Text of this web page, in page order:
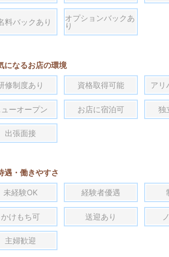
料バックあり
オプションバックあ
り
になるお店の環境
修制度あり 資格取得可能 アリ
ューオープン お店に宿泊可 独
出張面接
遇・働きやすさ
未経験OK 経験者優遇
かけもち可 送迎あり
主婦歓迎